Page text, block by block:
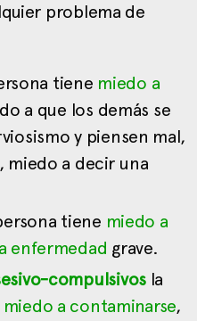
problema de
tiene miedo a
a que los demás se
y piensen mal,
miedo a decir una
tiene miedo a
enfermedad grave.
compulsivos la
miedo a contaminarse,